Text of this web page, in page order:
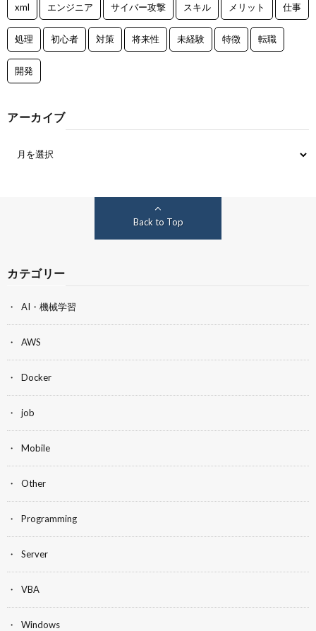
xml エンジニア サイバー攻撃 スキル メリット 仕事
処理 初心者 対策 将来性 未経験 特徴 転職
開発
アーカイブ
Back to Top
カテゴリー
AI・機械学習
AWS
Docker
job
Mobile
Other
Programming
Server
VBA
Windows